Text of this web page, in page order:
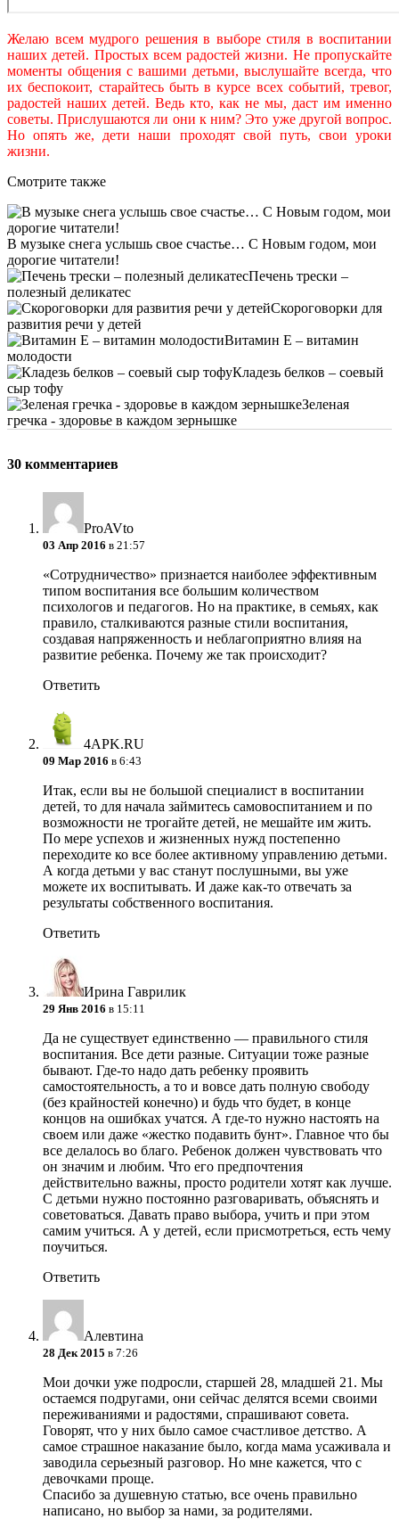
Желаю всем мудрого решения в выборе стиля в воспитании
наших детей. Простых всем радостей жизни. Не пропускайте
моменты общения с вашими детьми, выслушайте всегда, что
их беспокоит, старайтесь быть в курсе всех событий, тревог,
радостей наших детей. Ведь кто, как не мы, даст им именно
советы. Прислушаются ли они к ним? Это уже другой вопрос.
Но опять же, дети наши проходят свой путь, свои уроки
жизни.
Смотрите также
В музыке снега услышь свое счастье… С Новым годом, мои
дорогие читатели!
Печень трески –
полезный деликатес
Скороговорки для
развития речи у детей
Витамин Е – витамин
молодости
Кладезь белков – соевый
сыр тофу
Зеленая
гречка - здоровье в каждом зернышке
30 комментариев
ProAVto
03 Апр 2016 в 21:57
«Сотрудничество» признается наиболее эффективным
типом воспитания все большим количеством
психологов и педагогов. Но на практике, в семьях, как
правило, сталкиваются разные стили воспитания,
создавая напряженность и неблагоприятно влияя на
развитие ребенка. Почему же так происходит?
Ответить
4APK.RU
09 Мар 2016 в 6:43
Итак, если вы не большой специалист в воспитании
детей, то для начала займитесь самовоспитанием и по
возможности не трогайте детей, не мешайте им жить.
По мере успехов и жизненных нужд постепенно
переходите ко все более активному управлению детьми.
А когда детьми у вас станут послушными, вы уже
можете их воспитывать. И даже как-то отвечать за
результаты собственного воспитания.
Ответить
Ирина Гаврилик
29 Янв 2016 в 15:11
Да не существует единственно — правильного стиля
воспитания. Все дети разные. Ситуации тоже разные
бывают. Где-то надо дать ребенку проявить
самостоятельность, а то и вовсе дать полную свободу
(без крайностей конечно) и будь что будет, в конце
концов на ошибках учатся. А где-то нужно настоять на
своем или даже «жестко подавить бунт». Главное что бы
все делалось во благо. Ребенок должен чувствовать что
он значим и любим. Что его предпочтения
действительно важны, просто родители хотят как лучше.
С детьми нужно постоянно разговаривать, объяснять и
советоваться. Давать право выбора, учить и при этом
самим учиться. А у детей, если присмотреться, есть чему
поучиться.
Ответить
Алевтина
28 Дек 2015 в 7:26
Мои дочки уже подросли, старшей 28, младшей 21. Мы
остаемся подругами, они сейчас делятся всеми своими
переживаниями и радостями, спрашивают совета.
Говорят, что у них было самое счастливое детство. А
самое страшное наказание было, когда мама усаживала и
заводила серьезный разговор. Но мне кажется, что с
девочками проще.
Спасибо за душевную статью, все очень правильно
написано, но выбор за нами, за родителями.